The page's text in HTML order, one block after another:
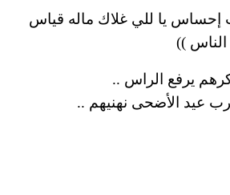
إحساس يا للي غلاك ماله قياس
))
يرفع الراس ..
عيد الأضحى نهنيهم ..